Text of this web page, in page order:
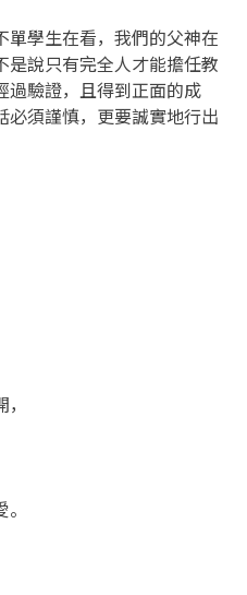
單學生在看，我們的父神在
是說只有完全人才能擔任教
過驗證，且得到正面的成
必須謹慎，更要誠實地行出